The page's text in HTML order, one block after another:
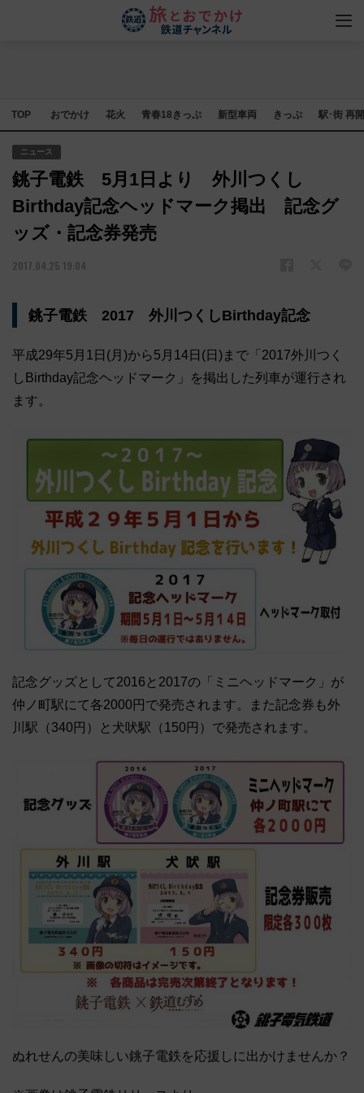
TOP おでかけ 花火 青春18きっぷ 新型車両 きっぷ 駅･街 再
ニュース
銚子電鉄 5月1日より 外川つくし
Birthday記念ヘッドマーク掲出 記念グ
ッズ・記念券発売
2017.04.25 19:04
銚子電鉄 2017 外川つくしBirthday記念
平成29年5月1日(月)から5月14日(日)まで「2017外川つく
しBirthday記念ヘッドマーク」を掲出した列車が運行され
ます。
記念グッズとして2016と2017の「ミニヘッドマーク」が
仲ノ町駅にて各2000円で発売されます。また記念券も外
川駅（340円）と犬吠駅（150円）で発売されます。
ぬれせんの美味しい銚子電鉄を応援しに出かけませんか？